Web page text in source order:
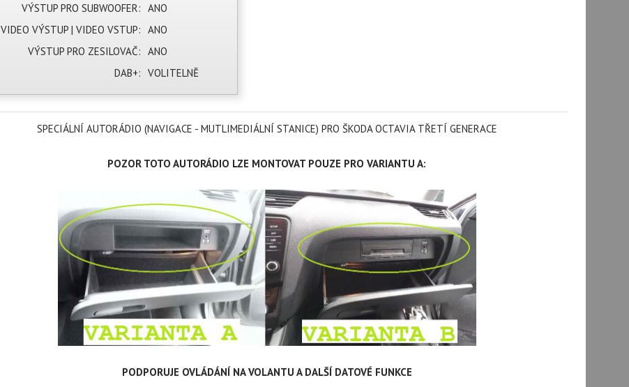
VÝSTUP PRO SUBWOOFER: ANO
VIDEO VÝSTUP | VIDEO VSTUP: ANO
VÝSTUP PRO ZESILOVAČ: ANO
DAB+: VOLITELNĚ
SPECIÁLNÍ AUTORÁDIO (NAVIGACE - MUTLIMEDIÁLNÍ STANICE) PRO ŠKODA OCTAVIA TŘETÍ GENERACE
POZOR TOTO AUTORÁDIO LZE MONTOVAT POUZE PRO VARIANTU A:
PODPORUJE OVLÁDÁNÍ NA VOLANTU A DALŠÍ DATOVÉ FUNKCE